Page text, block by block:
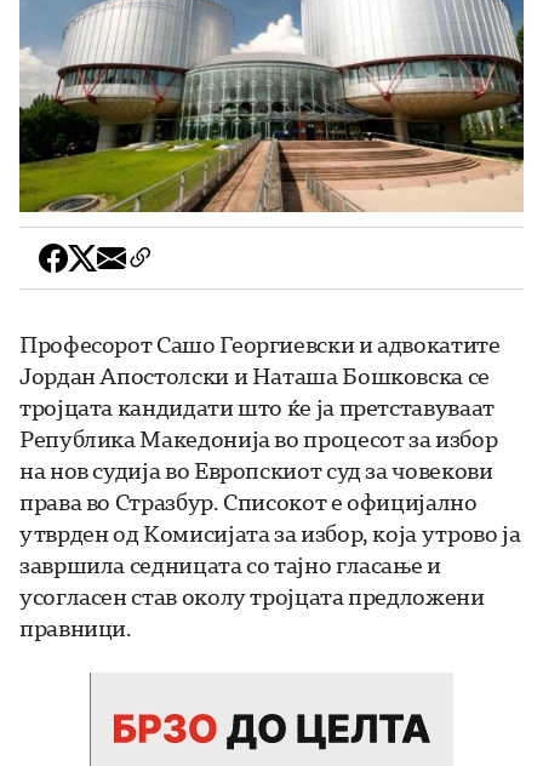
Професорот Сашо Георгиевски и адвокатите
Јордан Апостолски и Наташа Бошковска се
тројцата кандидати што ќе ја претставуваат
Република Македонија во процесот за избор
на нов судија во Европскиот суд за човекови
права во Стразбур. Списокот е официјално
утврден од Комисијата за избор, која утрово ја
завршила седницата со тајно гласање и
усогласен став околу тројцата предложени
правници.